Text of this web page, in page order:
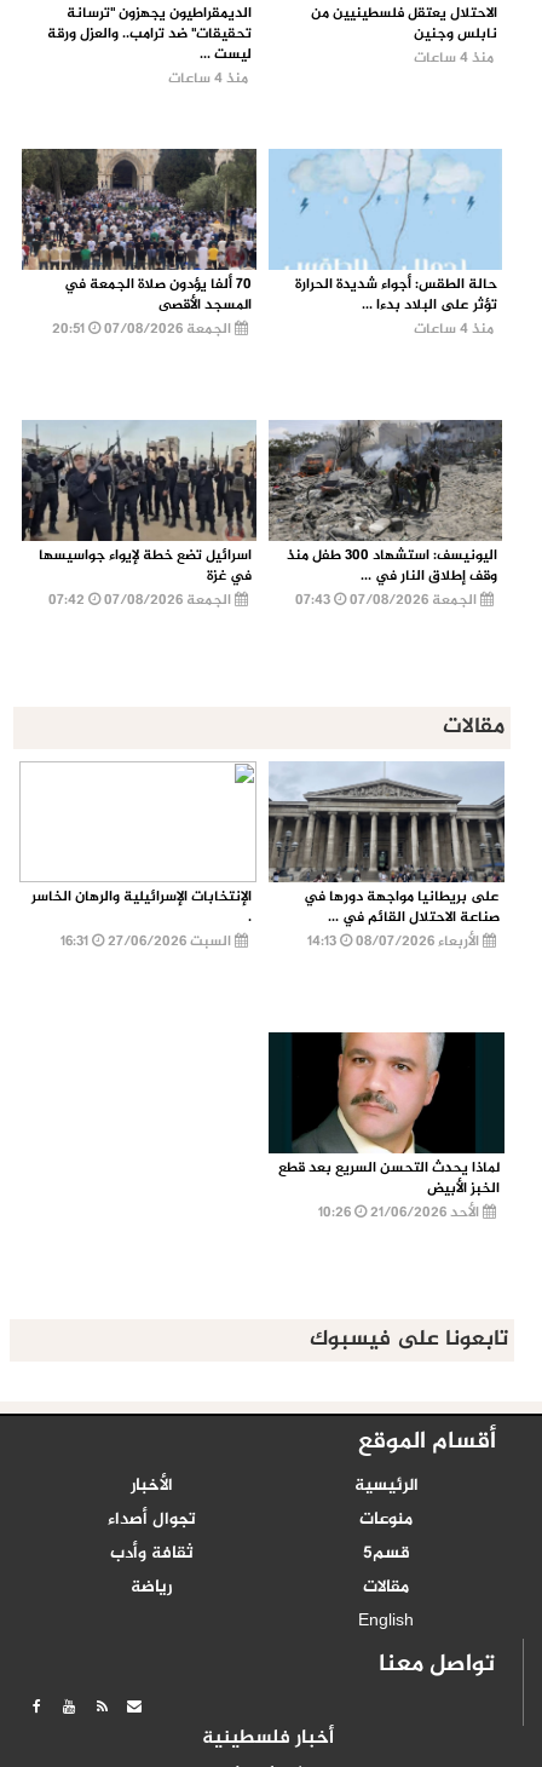
الاحتلال يعتقل فلسطينيين من
نابلس وجنين
منذ 4 ساعات
الديمقراطيون يجهزون "ترسانة
تحقيقات" ضد ترامب.. والعزل ورقة
ليست ...
منذ 4 ساعات
حالة الطقس: أجواء شديدة الحرارة
تؤثر على البلاد بدءا ...
منذ 4 ساعات
70 ألفا يؤدون صلاة الجمعة في
المسجد الأقصى
الجمعة 07/08/2026
20:51
اليونيسف: استشهاد 300 طفل منذ
وقف إطلاق النار في ...
الجمعة 07/08/2026
اسرائيل تضع خطة لإيواء جواسيسها
في غزة
الجمعة 07/08/2026
مقالات
على بريطانيا مواجهة دورها في
صناعة الاحتلال القائم في ...
الأربعاء 08/07/2026
الإنتخابات الإسرائيلية والرهان الخاسر
.
السبت 27/06/2026
16:31
لماذا يحدث التحسن السريع بعد قطع
الخبز الأبيض
الأحد 21/06/2026
تابعونا على فيسبوك
أقسام الموقع
الرئيسية
الأخبار
منوعات
تجوال أصداء
قسم5
ثقافة وأدب
مقالات
رياضة
English
تواصل معنا
أخبار فلسطينية